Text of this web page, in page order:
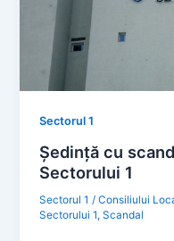
Sectorul 1
Ședință cu
Sectorului 1
Sectorul 1 /Consiliului
Sectorului 1,Scandal